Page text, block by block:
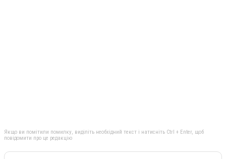
Якщо ви помітили помилку, виділіть необхідний текст і натисніть Ctrl + Enter, щоб
повідомити про це редакцію